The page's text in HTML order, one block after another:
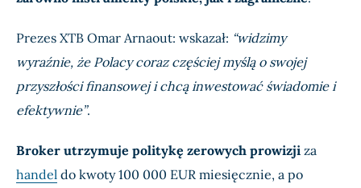
Prezes XTB Omar Arnaout: wskazał: “widzimy
wyraźnie, że Polacy coraz częściej myślą o swojej
przyszłości finansowej i chcą inwestować świadomie i
efektywnie”.
Broker utrzymuje politykę zerowych prowizji za
handel do kwoty 100 000 EUR miesięcznie, a po